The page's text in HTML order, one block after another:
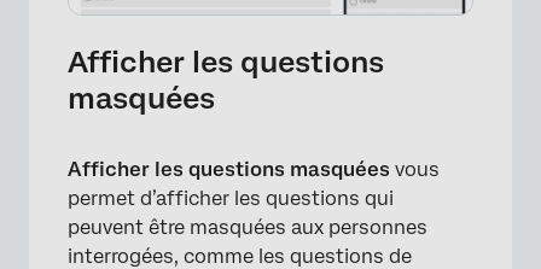
Afficher les questions
masquées
Afficher les questions masquées vous
permet d’afficher les questions qui
peuvent être masquées aux personnes
interrogées, comme les questions de